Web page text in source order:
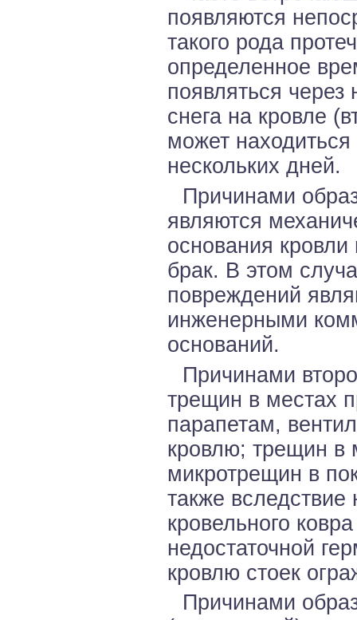
появляются
такого рода
определенное
появляться
снега на кровле
может
нескольких дней.
Причинами
являются
основания
брак. В этом
повреждений
инженерными
оснований.
Причинами
трещин в местах
парапетам,
кровлю; трещин в
микротрещин в
также
кровельного
недостаточной
кровлю стоек
Причинами